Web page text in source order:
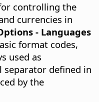
controlling the
currencies in
- Languages
format codes,
used as
separator defined in
by the